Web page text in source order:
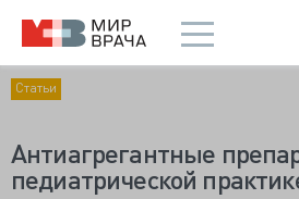
Статьи
Антиагрегантные
педиатрической